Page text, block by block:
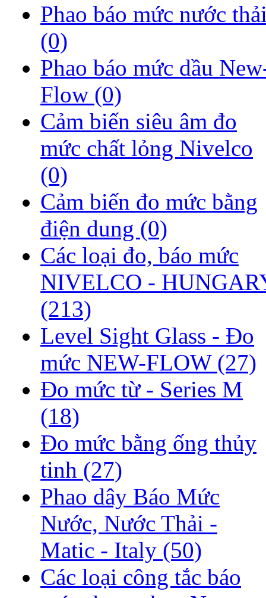
Phao báo mức nước
(0)
Phao báo mức dầu
Flow (0)
Cảm biến siêu âm đo
mức chất lỏng Nivelco
(0)
Cảm biến đo mức bằng
điện dung (0)
Các loại đo, báo mức
NIVELCO -
(213)
Level Sight Glass - Đo
mức NEW-FLOW (27)
Đo mức từ - Series M
(18)
Đo mức bằng ống thủy
tinh (27)
Phao dây Báo Mức
Nước, Nước Thải -
Matic - Italy (50)
Các loại công tắc báo